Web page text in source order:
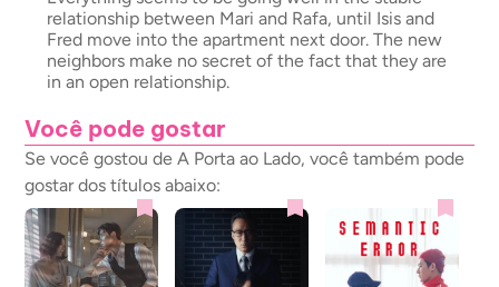
relationship between Mari and Rafa, until Isis and
Fred move into the apartment next door. The new
neighbors make no secret of the fact that they are
in an open relationship.
Você pode gostar
Se você gostou de A Porta ao Lado, você também pode
gostar dos títulos abaixo: